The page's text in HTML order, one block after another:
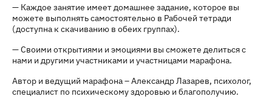
— Каждое занятие имеет домашнее задание, которое вы
можете выполнять самостоятельно в Рабочей тетради
(доступна к скачиванию в обеих группах).
— Своими открытиями и эмоциями вы сможете делиться с
нами и другими участниками и участницами марафона.
Автор и ведущий марафона – Александр Лазарев, психолог,
специалист по психическому здоровью и благополучию.